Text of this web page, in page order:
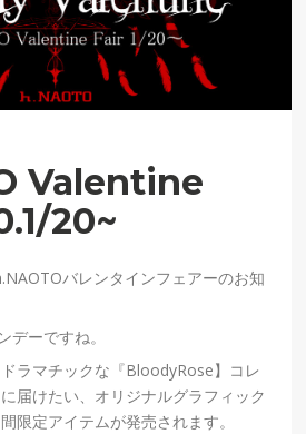
Valentine
20~
バレンタインフェアーのお知
デーですね。
ラマチックな『BloodyRose】コレ
届けたい、オリジナルグラフィック
限定アイテムが発売されます。